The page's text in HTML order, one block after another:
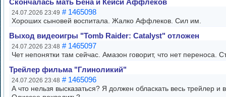
Скончалась мать Бена и Кейси Аффлеков
24.07.2026 23:49 # 1465098
Хороших сыновей воспитала. Жалко Аффлеков. Сил им.
Выход видеоигры "Tomb Raider: Catalyst" отложен
24.07.2026 23:48 # 1465097
Чет непонятки там сейчас. Амазон говорит, что нет переноса.
Трейлер фильма "Глиноликий"
24.07.2026 23:48 # 1465096
А что нельзя высказаться? Я должен обласкать весь трейлер